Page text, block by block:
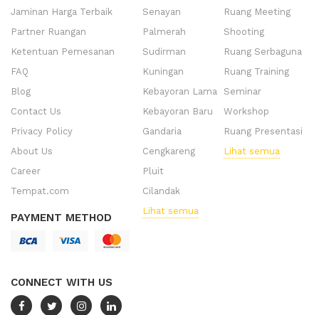
Jaminan Harga Terbaik
Partner Ruangan
Ketentuan Pemesanan
FAQ
Blog
Contact Us
Privacy Policy
About Us
Career
Tempat.com
PAYMENT METHOD
CONNECT WITH US
Senayan
Palmerah
Sudirman
Kuningan
Kebayoran Lama
Kebayoran Baru
Gandaria
Cengkareng
Pluit
Cilandak
Lihat semua
Ruang Meeting
Shooting
Ruang Serbaguna
Ruang Training
Seminar
Workshop
Ruang Presentasi
Lihat semua